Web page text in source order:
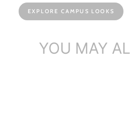
EXPLORE CAMPUS LOOKS
YOU MAY